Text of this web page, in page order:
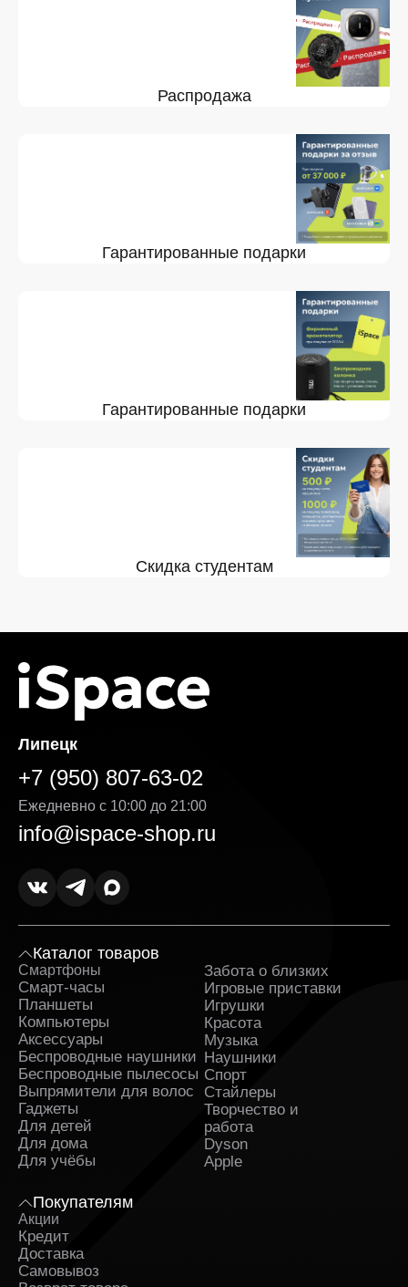
Распродажа
Гарантированные подарки
Гарантированные подарки
Скидка студентам
Липецк
+7 (950) 807-63-02
Ежедневно с 10:00 до 21:00
info@ispace-shop.ru
Каталог товаров
Смартфоны
Смарт-часы
Планшеты
Компьютеры
Аксессуары
Беспроводные наушники
Беспроводные пылесосы
Выпрямители для волос
Гаджеты
Для детей
Для дома
Для учёбы
Забота о близких
Игровые приставки
Игрушки
Красота
Музыка
Наушники
Спорт
Стайлеры
Творчество и
работа
Dyson
Apple
Покупателям
Акции
Кредит
Доставка
Самовывоз